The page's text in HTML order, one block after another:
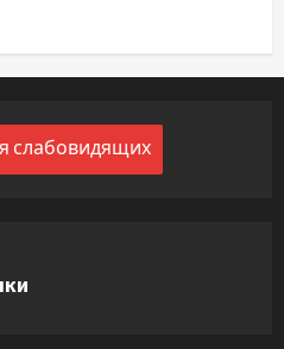
слабовидящих